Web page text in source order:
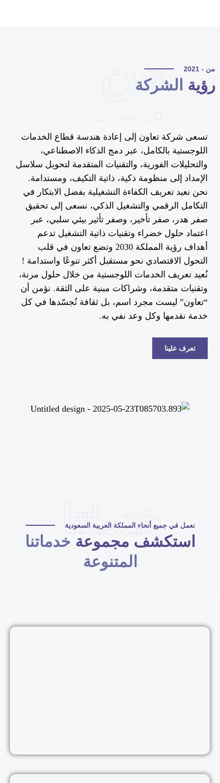
من
نحن
- 2021
الشركة
تسعى شركة تعاون إلى إعادة هندسة قطاع الخدمات
اللوجستية بالكامل، عبر دمج الذكاء الاصطناعي،
والتحليلات الفورية، والتقنيات المتقدمة لتحويل سلاسل
الإمداد إلى منظومة ذكية، ذاتية التكيف، ومستدامة.
نحن نعيد تعريف الكفاءة التشغيلية بفضل الابتكار في
التكامل الرقمي والتشغيل الذكي، نسعى إلى تحقيق
صفر هدر، صفر تأخير، وصفر تأثير بيئي سلبي، عبر
اعتماد حلول خضراء وتقنيات ذاتية التشغيل تدعم
أهداف رؤية المملكة 2030 وتضع تعاون في قلب
التحول الاقتصادي نحو مستقبل أكثر تنوعًا واستدامة !
نُعيد تعريف الخدمات اللوجستية من خلال حلول مرنة،
وتقنيات متقدمة، وشراكات مبنية على الثقة. نؤمن أن
“تعاون” ليست مجرد اسم، بل ثقافة نُجسّدها في كل
خدمة نقدمها وكل وعد نفي به.
تعرف علينا
خدماتنا
نعمل في جميع أنحاء المملكة العربية السعودية
استكشف مجموعةخدماتنا
المتنوعة